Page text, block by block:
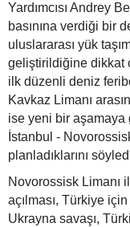
Yardımcısı Andrey
basınına verdiği bir
uluslararası yük
geliştirildiğine dikkat
ilk düzenli deniz
Kavkaz Limanı
ise yeni bir aşamaya
İstanbul -
planladıklarını
Novorossisk Limanı
açılması, Türkiye
Ukrayna savaşı,